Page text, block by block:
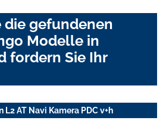
die gefundenen
Modelle in
fordern Sie Ihr
AT Navi Kamera PDC v+h